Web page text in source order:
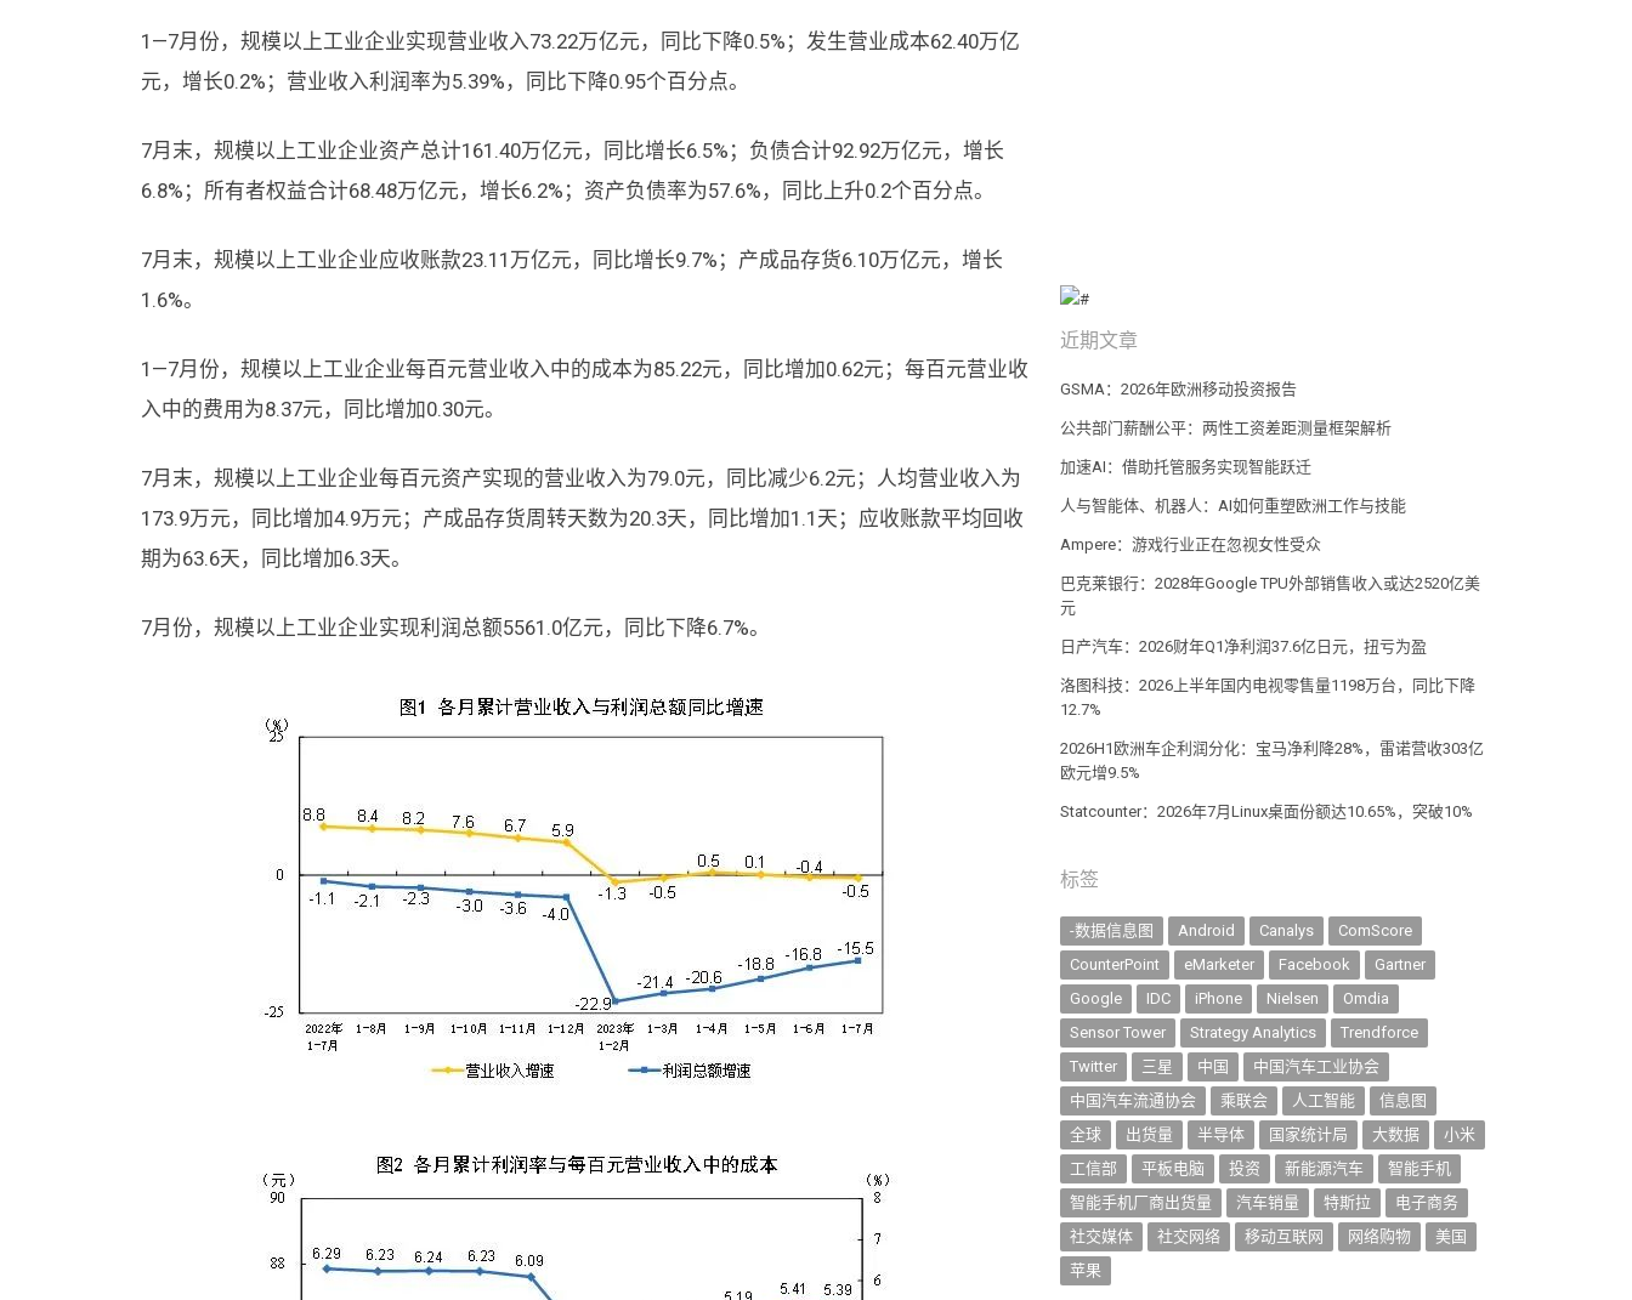
1—7月份，规模以上工业企业实现营业收入73.22万亿元，同比下降0.5%；发生营业成本62.40万亿
元，增长0.2%；营业收入利润率为5.39%，同比下降0.95个百分点。
7月末，规模以上工业企业资产总计161.40万亿元，同比增长6.5%；负债合计92.92万亿元，增长
6.8%；所有者权益合计68.48万亿元，增长6.2%；资产负债率为57.6%，同比上升0.2个百分点。
7月末，规模以上工业企业应收账款23.11万亿元，同比增长9.7%；产成品存货6.10万亿元，增长
1.6%。
1—7月份，规模以上工业企业每百元营业收入中的成本为85.22元，同比增加0.62元；每百元营业收
入中的费用为8.37元，同比增加0.30元。
7月末，规模以上工业企业每百元资产实现的营业收入为79.0元，同比减少6.2元；人均营业收入为
173.9万元，同比增加4.9万元；产成品存货周转天数为20.3天，同比增加1.1天；应收账款平均回收
期为63.6天，同比增加6.3天。
7月份，规模以上工业企业实现利润总额5561.0亿元，同比下降6.7%。
近期文章
GSMA：2026年欧洲移动投资报告
公共部门薪酬公平：两性工资差距测量框架解析
加速AI：借助托管服务实现智能跃迁
人与智能体、机器人：AI如何重塑欧洲工作与技能
Ampere：游戏行业正在忽视女性受众
巴克莱银行：2028年Google TPU外部销售收入或达2520亿美
元
日产汽车：2026财年Q1净利润37.6亿日元，扭亏为盈
洛图科技：2026上半年国内电视零售量1198万台，同比下降
12.7%
2026H1欧洲车企利润分化：宝马净利降28%，雷诺营收303亿
欧元增9.5%
Statcounter：2026年7月Linux桌面份额达10.65%，突破10%
标签
-数据信息图 Android Canalys
ComScore
CounterPoint
eMarketer Facebook
Gartner
Google
IDC iPhone Nielsen
Omdia
Sensor Tower
Strategy Analytics
Trendforce
Twitter
三星 中国
中国汽车工业协会
中国汽车流通协会
乘联会 人工智能
信息图
全球
出货量 半导体 国家统计局 大数据
小米
工信部
平板电脑 投资 新能源汽车
智能手机
智能手机厂商出货量
汽车销量 特斯拉
电子商务
社交媒体
社交网络 移动互联网 网络购物
美国
苹果